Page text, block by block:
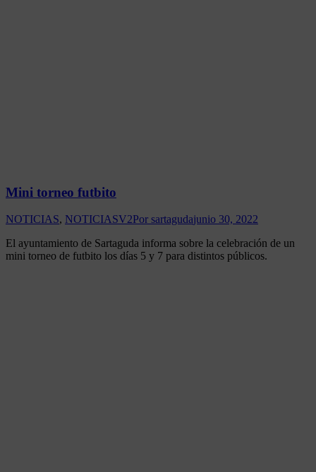
Mini torneo futbito
NOTICIAS, NOTICIASV2Por sartagudajunio 30, 2022
El ayuntamiento de Sartaguda informa sobre la celebración de un
mini torneo de futbito los días 5 y 7 para distintos públicos.